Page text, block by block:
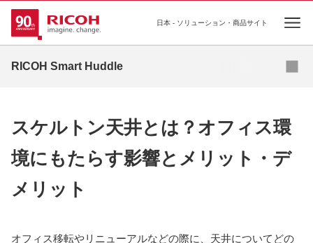
日本 - ソリューション・商品サイト
RICOH Smart Huddle
コラム
プロジェクトマネジメント
導入事例
スケルトン天井とは？オフィス環
境にもたらす影響とメリット・デ
メリット
オフィス移転やリニューアルなどの際に、天井についてどの